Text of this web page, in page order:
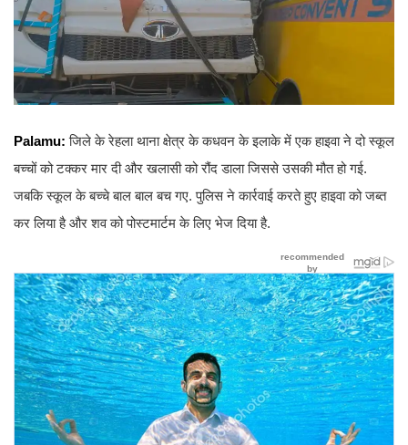
Palamu: जिले के रेहला थाना क्षेत्र के कधवन के इलाके में एक हाइवा ने दो स्कूल
बच्चों को टक्कर मार दी और खलासी को रौंद डाला जिससे उसकी मौत हो गई.
जबकि स्कूल के बच्चे बाल बाल बच गए. पुलिस ने कार्रवाई करते हुए हाइवा को जब्त
कर लिया है और शव को पोस्टमार्टम के लिए भेज दिया है.